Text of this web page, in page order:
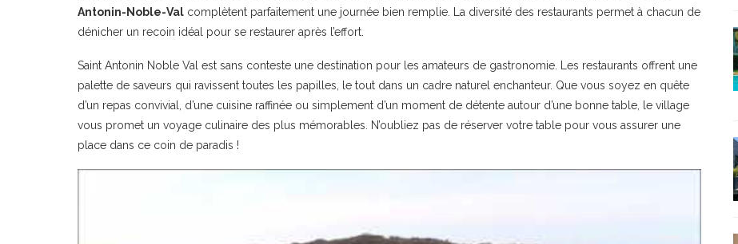
Antonin-Noble-Val complètent parfaitement une journée bien remplie. La diversité des restaurants permet à chacun de
dénicher un recoin idéal pour se restaurer après l’effort.
Saint Antonin Noble Val est sans conteste une destination pour les amateurs de gastronomie. Les restaurants offrent une
palette de saveurs qui ravissent toutes les papilles, le tout dans un cadre naturel enchanteur. Que vous soyez en quête
d’un repas convivial, d’une cuisine raffinée ou simplement d’un moment de détente autour d’une bonne table, le village
vous promet un voyage culinaire des plus mémorables. N’oubliez pas de réserver votre table pour vous assurer une
place dans ce coin de paradis !